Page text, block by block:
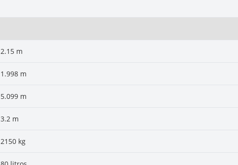
2.15 m
1.998 m
5.099 m
3.2 m
2150 kg